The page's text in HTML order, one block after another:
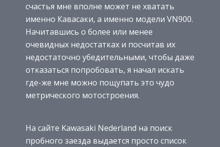
счастья мне вполне может не хватать
именно Кавасаки, а именно модели VN900.
Начитавшись о более или менее
очевидных недостатках и посчитав их
недостаточно убедительными, чтобы даже
отказаться попробовать, я начал искать
где-же мне можно пощупать это чудо
метрического мотостроения.
На сайте Kawasaki Nederland на поиск
пробного заезда выдается просто список